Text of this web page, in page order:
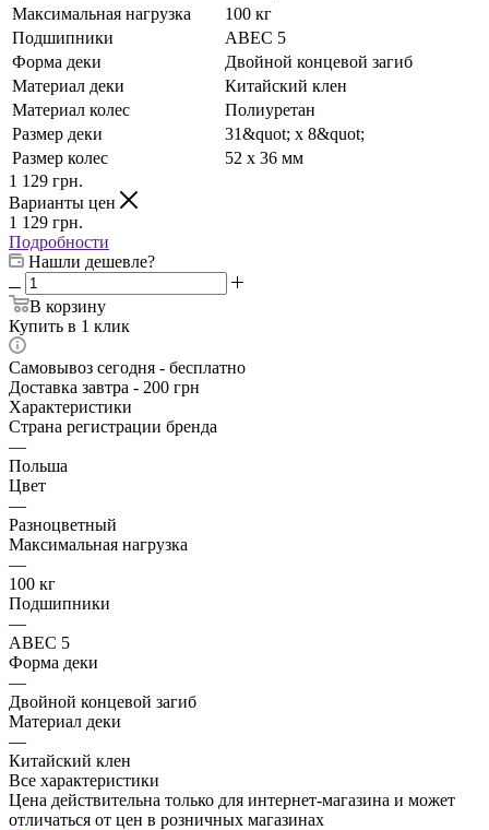
Максимальная нагрузка
100 кг
Подшипники
ABEC 5
Форма деки
Двойной концевой загиб
Материал деки
Китайский клен
Материал колес
Полиуретан
Размер деки
31&quot; х 8&quot;
Размер колес
52 х 36 мм
1 129 грн.
Варианты цен
1 129 грн.
Подробности
Нашли дешевле?
В корзину
Купить в 1 клик
Самовывоз сегодня - бесплатно
Доставка завтра - 200 грн
Характеристики
Страна регистрации бренда
—
Польша
Цвет
—
Разноцветный
Максимальная нагрузка
—
100 кг
Подшипники
—
ABEC 5
Форма деки
—
Двойной концевой загиб
Материал деки
—
Китайский клен
Все характеристики
Цена действительна только для интернет-магазина и может
отличаться от цен в розничных магазинах